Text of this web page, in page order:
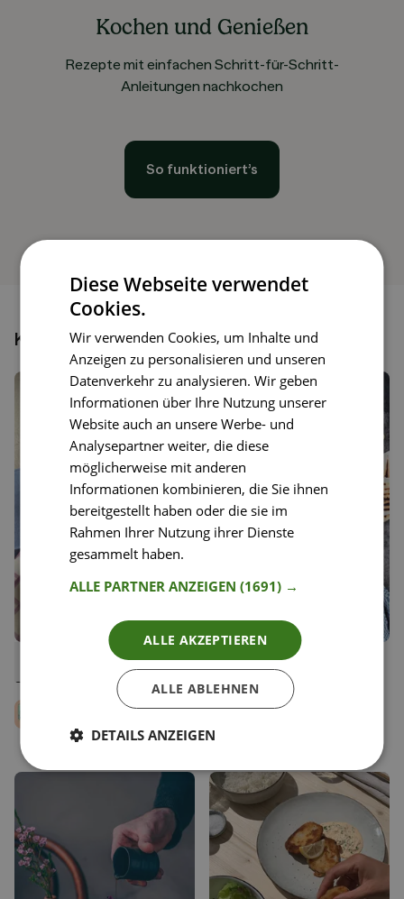
Kochen und Genießen
Rezepte mit einfachen Schritt-für-Schritt-
Anleitungen nachkochen
So funktioniert’s
Könnte dir auch gefallen
Speichern
Die unglaublichen
Coco und Lila
Kids Food Enthusiasts
54
Liken
Speichern
Griechisches Schafskäse-
Happy Plates
Diese Webseite verwendet
Cookies.
Wir verwenden Cookies, um Inhalte und
Anzeigen zu personalisieren und unseren
Datenverkehr zu analysieren. Wir geben
Informationen über Ihre Nutzung unserer
Website auch an unsere Werbe- und
Analysepartner weiter, die diese
möglicherweise mit anderen
Informationen kombinieren, die Sie ihnen
bereitgestellt haben oder die sie im
Rahmen Ihrer Nutzung ihrer Dienste
gesammelt haben.
ALLE PARTNER ANZEIGEN(1691) →
ALLE AKZEPTIEREN
ALLE ABLEHNEN
DETAILS ANZEIGEN